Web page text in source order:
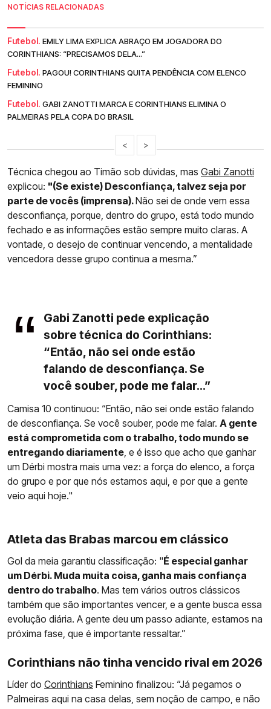
NOTÍCIAS RELACIONADAS
Futebol. EMILY LIMA EXPLICA ABRAÇO EM JOGADORA DO
CORINTHIANS: “PRECISAMOS DELA...”
Futebol. PAGOU! CORINTHIANS QUITA PENDÊNCIA COM ELENCO
FEMININO
Futebol. GABI ZANOTTI MARCA E CORINTHIANS ELIMINA O
PALMEIRAS PELA COPA DO BRASIL
< >
Técnica chegou ao Timão sob dúvidas, mas Gabi Zanotti
explicou: "(Se existe) Desconfiança, talvez seja por
parte de vocês (imprensa).Não sei de onde vem essa
desconfiança, porque, dentro do grupo, está todo mundo
fechado e as informações estão sempre muito claras. A
vontade, o desejo de continuar vencendo, a mentalidade
vencedora desse grupo continua a mesma.”
Gabi Zanotti pede explicação
sobre técnica do Corinthians:
“Então, não sei onde estão
falando de desconfiança. Se
você souber, pode me falar...”
Camisa 10 continuou: “Então, não sei onde estão falando
de desconfiança. Se você souber, pode me falar. A gente
está comprometida com o trabalho, todo mundo se
entregando diariamente, e é isso que acho que ganhar
um Dérbi mostra mais uma vez: a força do elenco, a força
do grupo e por que nós estamos aqui, e por que a gente
veio aqui hoje."
Atleta das Brabas marcou em clássico
Gol da meia garantiu classificação: "É especial ganhar
um Dérbi. Muda muita coisa, ganha mais confiança
dentro do trabalho. Mas tem vários outros clássicos
também que são importantes vencer, e a gente busca essa
evolução diária. A gente deu um passo adiante, estamos na
próxima fase, que é importante ressaltar.”
Corinthians não tinha vencido rival em 2026
Líder do Corinthians Feminino finalizou: “Já pegamos o
Palmeiras aqui na casa delas, sem noção de campo, e não